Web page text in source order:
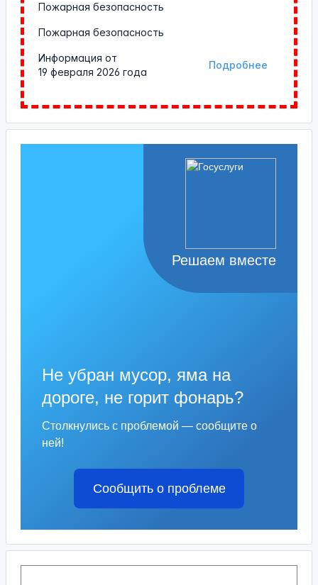
Пожарная безопасность
Пожарная безопасность
Подробнее
Информация от
19 февраля 2026 года
Решаем вместе
Не убран мусор, яма на
дороге, не горит фонарь?
Столкнулись с проблемой — сообщите о
ней!
Сообщить о проблеме